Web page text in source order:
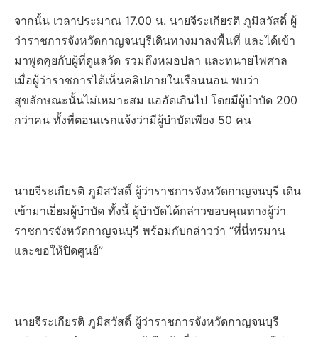
จากนั้น เวลาประมาณ 17.00 น. นายจีระเกียรติ ภูมิสวัสดิ์ ผู้
ว่าราชการจังหวัดกาญจนบุรีเดินทางมาลงพื้นที่ และได้เข้า
มาพูดคุยกับผู้ที่ดูแลวัด รวมถึงหมอปลา และทนายไพศาล
เมื่อผู้ว่าราชการได้เห็นคลิปภายในเรือนนอน พบว่า
สุขลักษณะนั้นไม่เหมาะสม แออัดเกินไป โดยมีผู้บำบัด 200
กว่าคน ทั้งที่ตอนแรกแจ้งว่ามีผู้บำบัดเพียง 50 คน
นายจีระเกียรติ ภูมิสวัสดิ์ ผู้ว่าราชการจังหวัดกาญจนบุรี เดิน
เข้ามาเยี่ยมผู้บำบัด ทั้งนี้ ผู้บำบัดได้กล่าวขอบคุณทางผู้ว่า
ราชการจังหวัดกาญจนบุรี พร้อมกับกล่าวว่า “ที่นี่ทรมาน
และขอให้ปิดศูนย์”
นายจีระเกียรติ ภูมิสวัสดิ์ ผู้ว่าราชการจังหวัดกาญจนบุรี